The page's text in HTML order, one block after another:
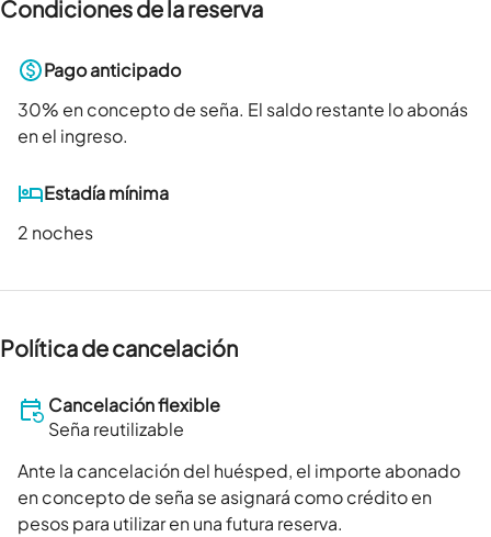
Condiciones de la reserva
Pago anticipado
30% en concepto de seña. El saldo restante lo abonás
en el ingreso.
Estadía mínima
2 noches
Política de cancelación
Cancelación flexible
Seña reutilizable
Ante la cancelación del huésped, el importe abonado
en concepto de seña se asignará como crédito en
pesos para utilizar en una futura reserva.